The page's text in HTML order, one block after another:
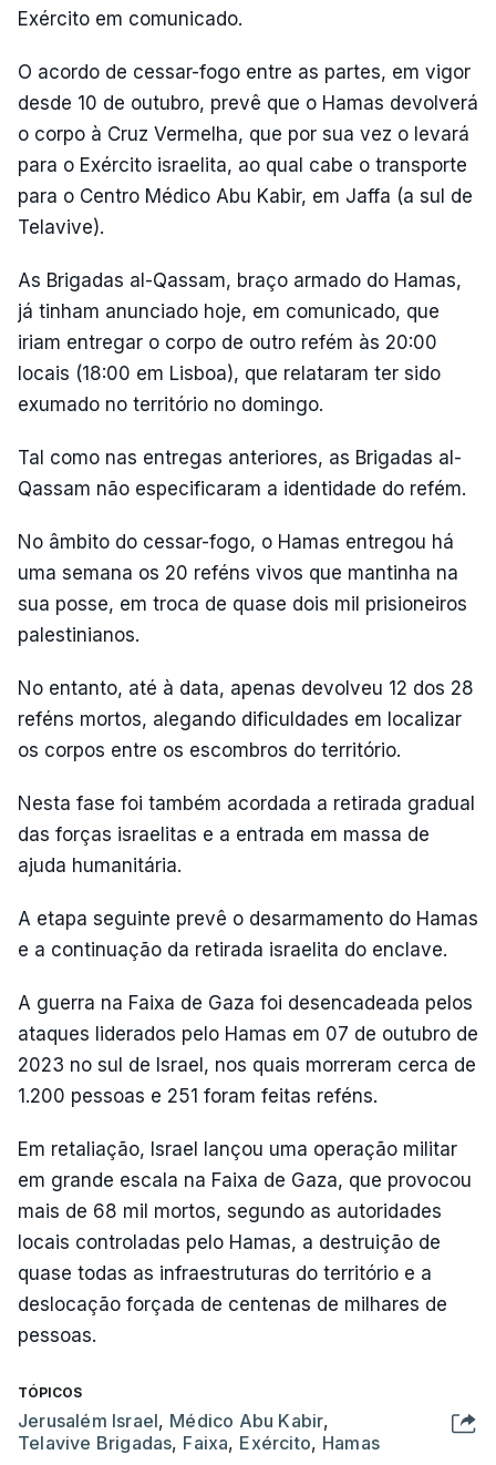
Exército em comunicado.
O acordo de cessar-fogo entre as partes, em vigor
desde 10 de outubro, prevê que o Hamas devolverá
o corpo à Cruz Vermelha, que por sua vez o levará
para o Exército israelita, ao qual cabe o transporte
para o Centro Médico Abu Kabir, em Jaffa (a sul de
Telavive).
As Brigadas al-Qassam, braço armado do Hamas,
já tinham anunciado hoje, em comunicado, que
iriam entregar o corpo de outro refém às 20:00
locais (18:00 em Lisboa), que relataram ter sido
exumado no território no domingo.
Tal como nas entregas anteriores, as Brigadas al-
Qassam não especificaram a identidade do refém.
No âmbito do cessar-fogo, o Hamas entregou há
uma semana os 20 reféns vivos que mantinha na
sua posse, em troca de quase dois mil prisioneiros
palestinianos.
No entanto, até à data, apenas devolveu 12 dos 28
reféns mortos, alegando dificuldades em localizar
os corpos entre os escombros do território.
Nesta fase foi também acordada a retirada gradual
das forças israelitas e a entrada em massa de
ajuda humanitária.
A etapa seguinte prevê o desarmamento do Hamas
e a continuação da retirada israelita do enclave.
A guerra na Faixa de Gaza foi desencadeada pelos
ataques liderados pelo Hamas em 07 de outubro de
2023 no sul de Israel, nos quais morreram cerca de
1.200 pessoas e 251 foram feitas reféns.
Em retaliação, Israel lançou uma operação militar
em grande escala na Faixa de Gaza, que provocou
mais de 68 mil mortos, segundo as autoridades
locais controladas pelo Hamas, a destruição de
quase todas as infraestruturas do território e a
deslocação forçada de centenas de milhares de
pessoas.
TÓPICOS
Jerusalém Israel, Médico Abu Kabir,
Telavive Brigadas, Faixa, Exército, Hamas